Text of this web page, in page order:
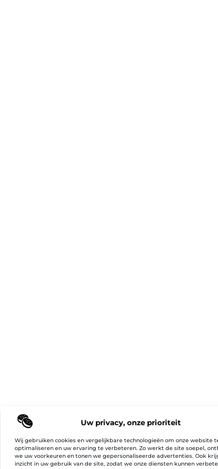
Uw privacy, onze prioriteit
Wij gebruiken cookies en vergelijkbare technologieën om onze website
optimaliseren en uw ervaring te verbeteren. Zo werkt de site soepel,
we uw voorkeuren en tonen we gepersonaliseerde advertenties. Ook
inzicht in uw gebruik van de site, zodat we onze diensten kunnen